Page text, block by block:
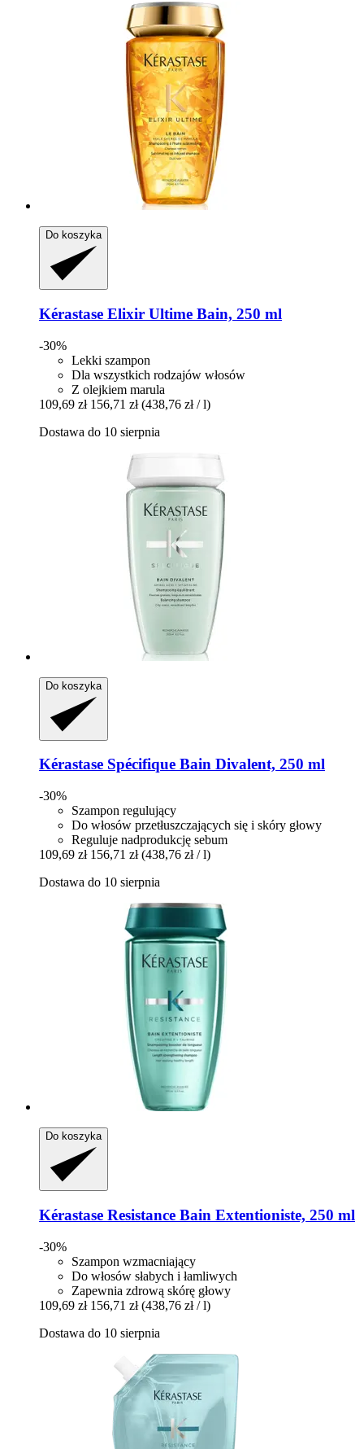
Do koszyka
Kérastase Elixir Ultime Bain, 250 ml
-30%
Lekki szampon
Dla wszystkich rodzajów włosów
Z olejkiem marula
109,69 zł 156,71 zł (438,76 zł / l)
Dostawa do 10 sierpnia
Do koszyka
Kérastase Spécifique Bain Divalent, 250 ml
-30%
Szampon regulujący
Do włosów przetłuszczających się i skóry głowy
Reguluje nadprodukcję sebum
109,69 zł 156,71 zł (438,76 zł / l)
Dostawa do 10 sierpnia
Do koszyka
Kérastase Resistance Bain Extentioniste, 250 ml
-30%
Szampon wzmacniający
Do włosów słabych i łamliwych
Zapewnia zdrową skórę głowy
109,69 zł 156,71 zł (438,76 zł / l)
Dostawa do 10 sierpnia